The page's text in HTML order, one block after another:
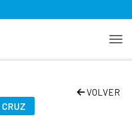
VOLVER